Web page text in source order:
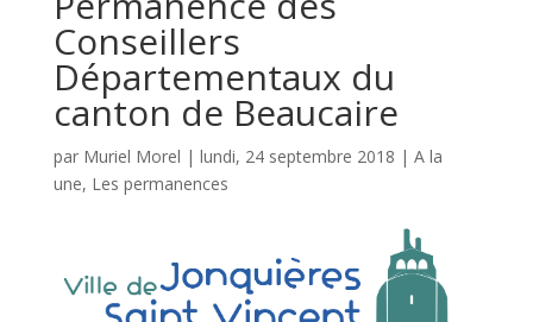
Conseillers
Départementaux du
canton de Beaucaire
par Muriel Morel | lundi, 24 septembre 2018 | A la
une, Les permanences